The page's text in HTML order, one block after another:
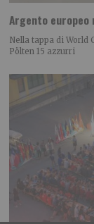
Argento europeo
Nella tappa di World
Pölten 15 azzurri